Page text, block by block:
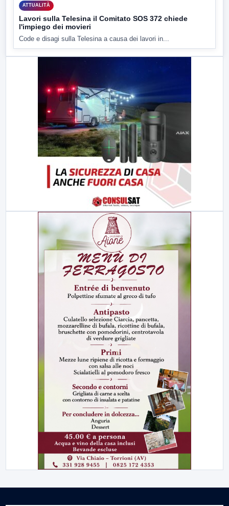
ATTUALITÀ
Lavori sulla Telesina il Comitato SOS 372 chiede
l'impiego dei movieri
Code e disagi sulla Telesina a causa dei lavori in...